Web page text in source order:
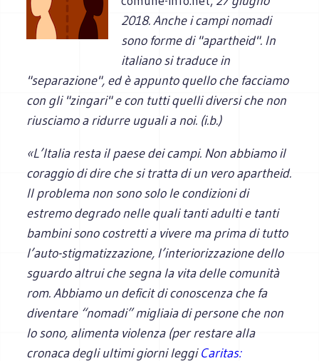
2018. Anche i campi nomadi
sono forme di "apartheid". In
italiano si traduce in
"separazione", ed è appunto quello che facciamo
con gli "zingari" e con tutti quelli diversi che non
riusciamo a ridurre uguali a noi. (i.b.)
«L’Italia resta il paese dei campi. Non abbiamo il
coraggio di dire che si tratta di un vero apartheid.
Il problema non sono solo le condizioni di
estremo degrado nelle quali tanti adulti e tanti
bambini sono costretti a vivere ma prima di tutto
l’auto-stigmatizzazione, l’interiorizzazione dello
sguardo altrui che segna la vita delle comunità
rom. Abbiamo un deficit di conoscenza che fa
diventare “nomadi” migliaia di persone che non
lo sono, alimenta violenza (per restare alla
cronaca degli ultimi giorni leggiCaritas: